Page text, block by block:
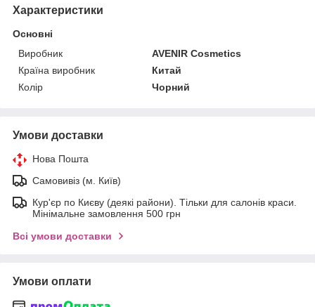
Характеристики
Основні
Виробник
AVENIR Cosmetics
Країна виробник
Китай
Колір
Чорний
Умови доставки
Нова Пошта
Самовивіз (м. Київ)
Кур'єр по Києву (деякі райони). Тільки для салонів краси.
Мінімальне замовлення 500 грн
Всі умови доставки
Умови оплати